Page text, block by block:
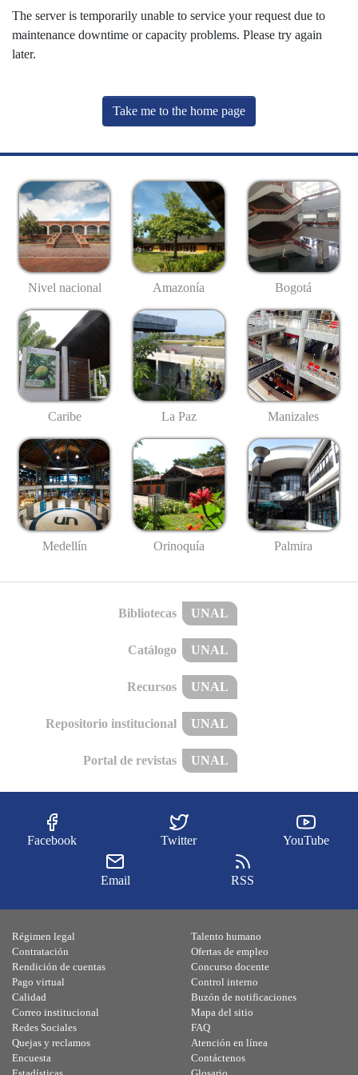
The server is temporarily unable to service your request due to
maintenance downtime or capacity problems. Please try again
later.
Take me to the home page
Nivel nacional Amazonía Bogotá
Caribe La Paz Manizales
Medellín Orinoquía Palmira
Bibliotecas UNAL
Catálogo UNAL
Recursos UNAL
Repositorio institucional UNAL
Portal de revistas UNAL
Facebook Twitter YouTube
Email RSS
Régimen legal
Contratación
Rendición de cuentas
Pago virtual
Calidad
Talento humano
Ofertas de empleo
Concurso docente
Control interno
Buzón de notificaciones
Correo institucional
Redes Sociales
Quejas y reclamos
Encuesta
Mapa del sitio
FAQ
Atención en línea
Contáctenos